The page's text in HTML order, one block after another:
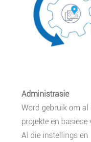
Administrasie
Word gebruik om al
projekte en basiese
Al die instellings en